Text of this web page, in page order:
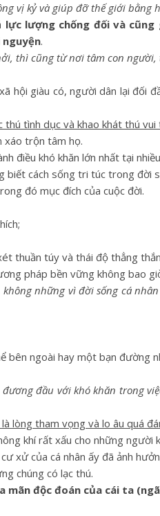
vị kỷ và giúp đỡ thế giới bằng
lượng chống đối và
.
thì cũng từ nơi tâm con
hội giàu có, người dân lại đối
tình dục và khao khát thú
xáo trộn tâm họ.
điều khó khăn lớn nhất tại
biết cách sống tri túc trong đời
đó mục đích của cuộc đời.
thuần túy và thái độ thẳng
pháp bền vững không bao
những vì đời sống cá
bên ngoài hay một bạn đường
đầu với khó khăn trong
lòng tham vọng và lo âu quá
khí rất xấu cho những người
xử của cá nhân ấy đã ảnh
chúng có lạc thú.
mãn độc đoán của cái ta